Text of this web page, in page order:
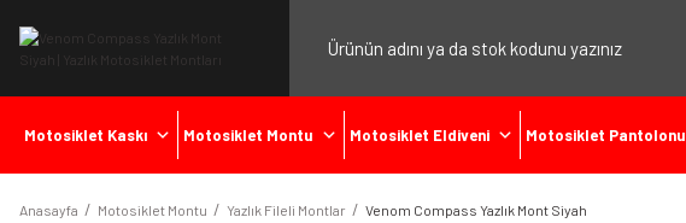
Motosiklet Kaskı Motosiklet Montu Motosiklet Eldiveni Motosiklet Pantolonu
Anasayfa Motosiklet Montu Yazlık Fileli Montlar Venom Compass Yazlık Mont Siyah